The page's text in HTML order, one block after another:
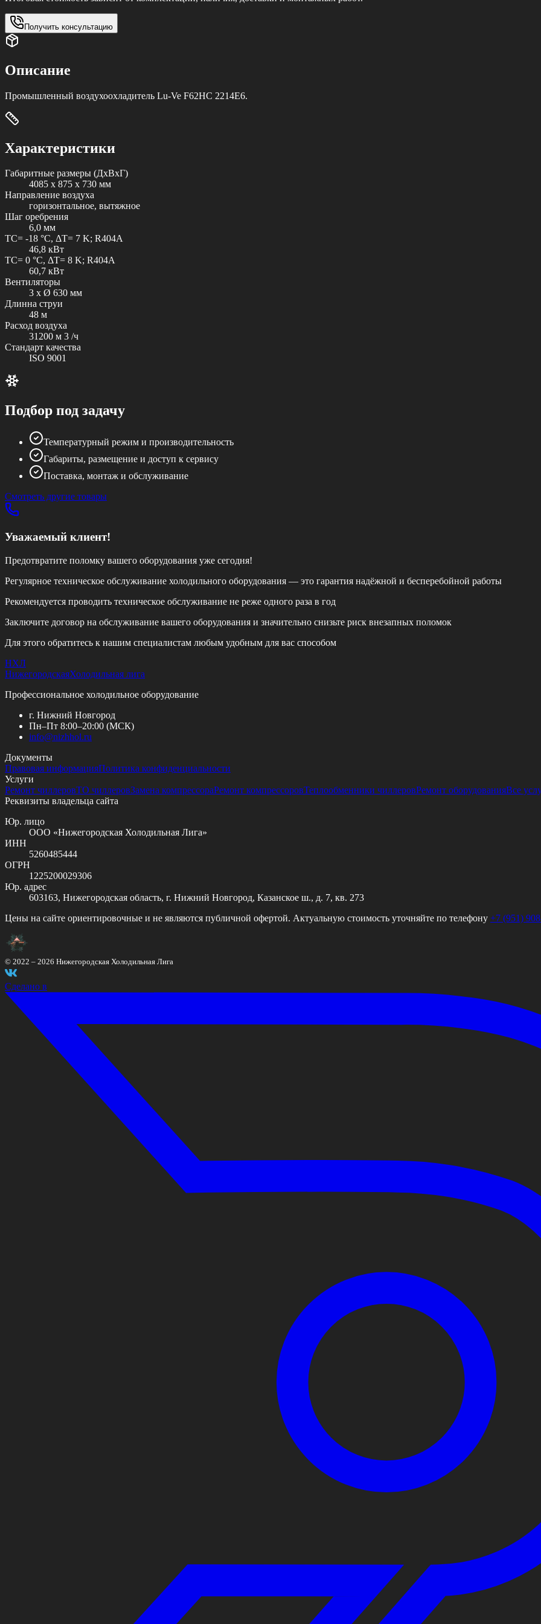
Получить консультацию
Описание
Промышленный воздухоохладитель Lu-Ve F62HC 2214E6.
Характеристики
Габаритные размеры (ДxВxГ)
4085 x 875 x 730 мм
Направление воздуха
горизонтальное, вытяжное
Шаг оребрения
6,0 мм
TC= -18 °C, ΔT= 7 K; R404A
46,8 кВт
TC= 0 °C, ΔT= 8 K; R404A
60,7 кВт
Вентиляторы
3 x Ø 630 мм
Длинна струи
48 м
Расход воздуха
31200 м 3 /ч
Стандарт качества
ISO 9001
Подбор под задачу
Температурный режим и производительность
Габариты, размещение и доступ к сервису
Поставка, монтаж и обслуживание
Смотреть другие товары
Уважаемый клиент!
Предотвратите поломку вашего оборудования уже сегодня!
Регулярное техническое обслуживание холодильного оборудования — это гарантия надёжной и бесперебойной работы
Рекомендуется проводить техническое обслуживание не реже одного раза в год
Заключите договор на обслуживание вашего оборудования и значительно снизьте риск внезапных поломок
Для этого обратитесь к нашим специалистам любым удобным для вас способом
НХЛ
НижегородскаяХолодильная лига
Профессиональное холодильное оборудование
г. Нижний Новгород
Пн–Пт 8:00–20:00 (МСК)
info@nizhhol.ru
Документы
Правовая информацияПолитика конфиденциальности
Услуги
Ремонт чиллеровТО чиллеровЗамена компрессораРемонт компрессоровТеплообменники чиллеровРемонт оборудованияВсе
Реквизиты владельца сайта
Юр. лицо
ООО «Нижегородская Холодильная Лига»
ИНН
5260485444
ОГРН
1225200029306
Юр. адрес
603163, Нижегородская область, г. Нижний Новгород, Казанское ш., д. 7, кв. 273
Цены на сайте ориентировочные и не являются публичной офертой. Актуальную стоимость уточняйте по телефону +7 (951)
© 2022 – 2026 Нижегородская Холодильная Лига
Сделано в